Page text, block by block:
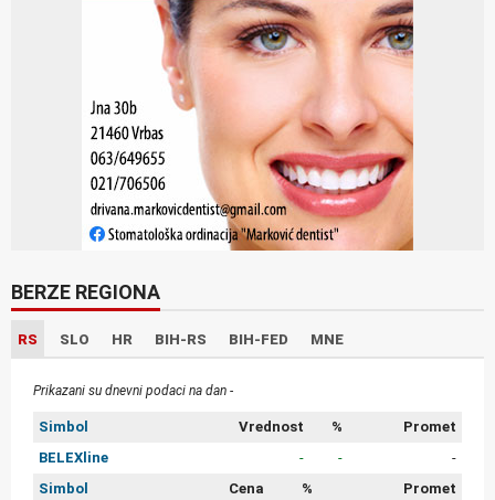
BERZE REGIONA
RS SLO HR BIH-RS BIH-FED MNE
Prikazani su dnevni podaci na dan -
Simbol Vrednost %
Promet
BELEXline
- -
-
Simbol
Cena %
Promet